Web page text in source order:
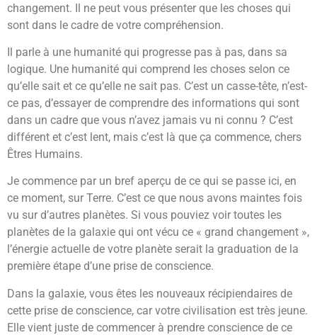
changement. Il ne peut vous présenter que les choses qui
sont dans le cadre de votre compréhension.
Il parle à une humanité qui progresse pas à pas, dans sa
logique. Une humanité qui comprend les choses selon ce
qu’elle sait et ce qu’elle ne sait pas. C’est un casse-tête, n’est-
ce pas, d’essayer de comprendre des informations qui sont
dans un cadre que vous n’avez jamais vu ni connu ? C’est
différent et c’est lent, mais c’est là que ça commence, chers
Êtres Humains.
Je commence par un bref aperçu de ce qui se passe ici, en
ce moment, sur Terre. C’est ce que nous avons maintes fois
vu sur d’autres planètes. Si vous pouviez voir toutes les
planètes de la galaxie qui ont vécu ce « grand changement »,
l’énergie actuelle de votre planète serait la graduation de la
première étape d’une prise de conscience.
Dans la galaxie, vous êtes les nouveaux récipiendaires de
cette prise de conscience, car votre civilisation est très jeune.
Elle vient juste de commencer à prendre conscience de ce